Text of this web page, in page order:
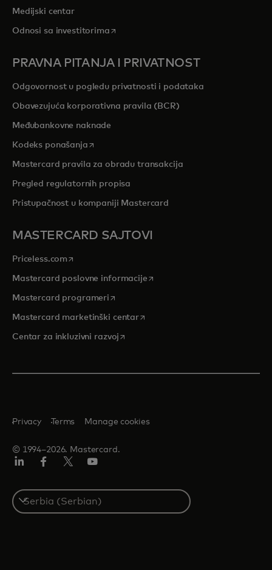
Medijski centar
Odnosi sa investitorimaopens in a new tab
PRAVNA PITANJA I PRIVATNOST
Odgovornost u pogledu privatnosti i podataka
Obavezujuća korporativna pravila (BCR)
Međubankovne naknade
Kodeks ponašanjaopens in a new tab
Mastercard pravila za obradu transakcija
Pregled regulatornih propisa
Pristupačnost u kompaniji Mastercard
MASTERCARD SAJTOVI
Priceless.com opens in a new tab
Mastercard poslovne informacijeopens in a new tab
Mastercard programeri opens in a new tab
Mastercard marketinški centaropens in a new tab
Centar za inkluzivni razvoj opens in a new tab
© 1994–2026. Mastercard.
Privacy Terms Manage cookies
Select
a
country